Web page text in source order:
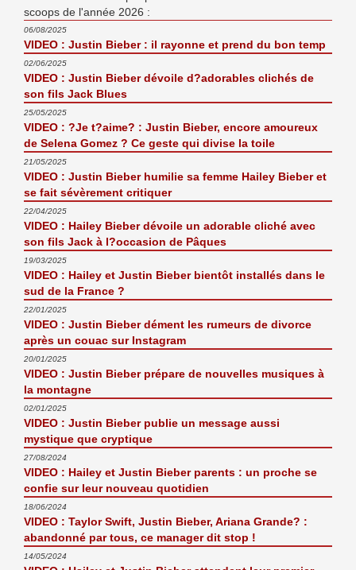
scoops de l'année 2026 :
06/08/2025
VIDEO : Justin Bieber : il rayonne et prend du bon temp
02/06/2025
VIDEO : Justin Bieber dévoile d?adorables clichés de
son fils Jack Blues
25/05/2025
VIDEO : ?Je t?aime? : Justin Bieber, encore amoureux
de Selena Gomez ? Ce geste qui divise la toile
21/05/2025
VIDEO : Justin Bieber humilie sa femme Hailey Bieber et
se fait sévèrement critiquer
22/04/2025
VIDEO : Hailey Bieber dévoile un adorable cliché avec
son fils Jack à l?occasion de Pâques
19/03/2025
VIDEO : Hailey et Justin Bieber bientôt installés dans le
sud de la France ?
22/01/2025
VIDEO : Justin Bieber dément les rumeurs de divorce
après un couac sur Instagram
20/01/2025
VIDEO : Justin Bieber prépare de nouvelles musiques à
la montagne
02/01/2025
VIDEO : Justin Bieber publie un message aussi
mystique que cryptique
27/08/2024
VIDEO : Hailey et Justin Bieber parents : un proche se
confie sur leur nouveau quotidien
18/06/2024
VIDEO : Taylor Swift, Justin Bieber, Ariana Grande? :
abandonné par tous, ce manager dit stop !
14/05/2024